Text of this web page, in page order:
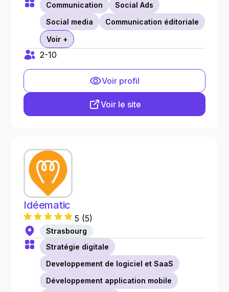
Communication
Social Ads
Social media
Communication éditoriale
Voir +
2-10
Voir profil
Voir le site
Idéematic
5 (5)
Strasbourg
Stratégie digitale
Developpement de logiciel et SaaS
Développement application mobile